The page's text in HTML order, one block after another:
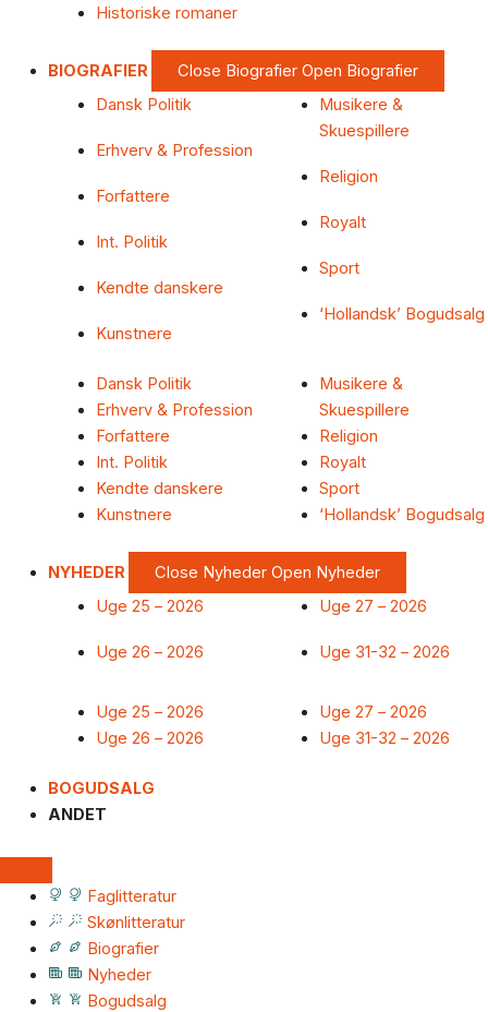
Historiske romaner
BIOGRAFIER Close Biografier Open Biografier
Dansk Politik
Erhverv & Profession
Forfattere
Int. Politik
Kendte danskere
Kunstnere
Musikere &
Skuespillere
Religion
Royalt
Sport
‘Hollandsk’ Bogudsalg
Dansk Politik
Erhverv & Profession
Forfattere
Int. Politik
Kendte danskere
Kunstnere
Musikere &
Skuespillere
Religion
Royalt
Sport
‘Hollandsk’ Bogudsalg
NYHEDER Close Nyheder Open Nyheder
Uge 25 – 2026
Uge 26 – 2026
Uge 27 – 2026
Uge 31-32 – 2026
Uge 25 – 2026
Uge 26 – 2026
Uge 27 – 2026
Uge 31-32 – 2026
BOGUDSALG
ANDET
Faglitteratur
Skønlitteratur
Biografier
Nyheder
Bogudsalg